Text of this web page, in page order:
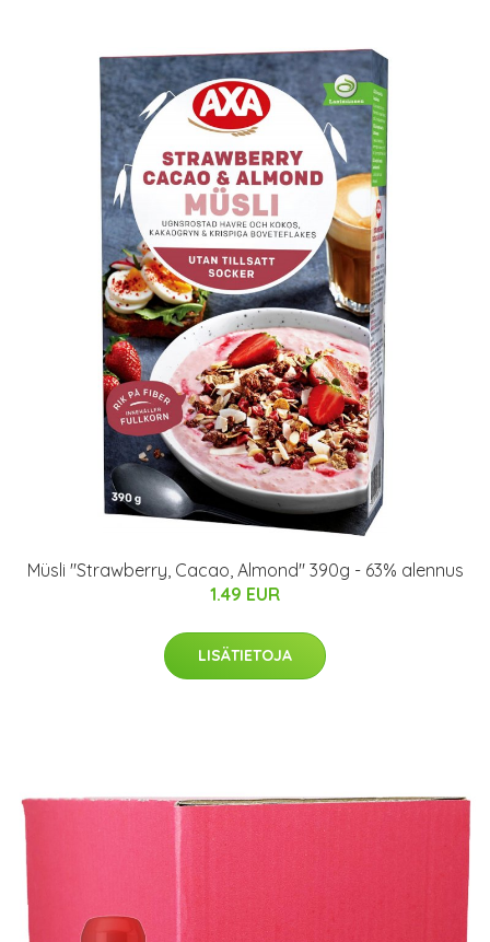
Müsli "Strawberry, Cacao, Almond" 390g - 63% alennus
1.49 EUR
LISÄTIETOJA